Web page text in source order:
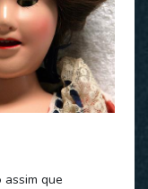
que